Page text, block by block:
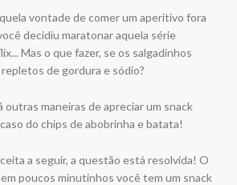
vontade de comer um aperitivo fora
decidiu maratonar aquela série
Mas o que fazer, se os salgadinhos
de gordura e sódio?
outras maneiras de apreciar um snack
do chips de abobrinha e batata!
a seguir, a questão está resolvida! O
poucos minutinhos você tem um snack